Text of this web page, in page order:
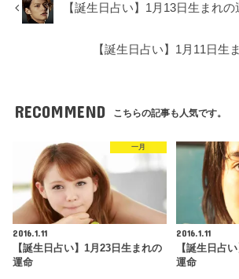
【誕生日占い】1月13日生まれの
【誕生日占い】1月11日生
RECOMMEND こちらの記事も人気です。
一月
2016.1.11
【誕生日占い】1月23日生まれの
運命
2016.1.11
【誕生日占
運命